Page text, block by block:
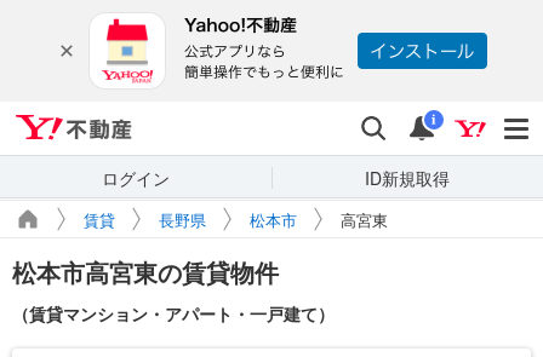
検索 通知
i
ログイン ID新規取得
賃貸 長野県 松本市 高宮東
松本市高宮東の賃貸物件
（賃貸マンション・アパート・一戸建て）